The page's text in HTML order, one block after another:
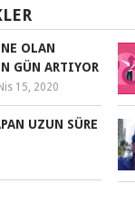
OLAN
GÜN ARTIYOR
Nis 15, 2020
UZUN SÜRE